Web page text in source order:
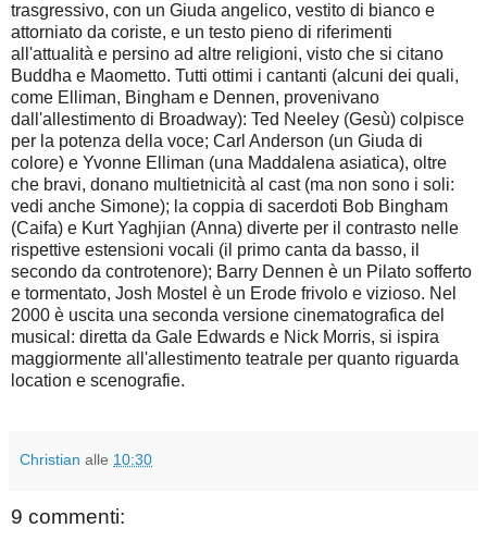
trasgressivo, con un Giuda angelico, vestito di bianco e
attorniato da coriste, e un testo pieno di riferimenti
all'attualità e persino ad altre religioni, visto che si citano
Buddha e Maometto. Tutti ottimi i cantanti (alcuni dei quali,
come Elliman, Bingham e Dennen, provenivano
dall'allestimento di Broadway): Ted Neeley (Gesù) colpisce
per la potenza della voce; Carl Anderson (un Giuda di
colore) e Yvonne Elliman (una Maddalena asiatica), oltre
che bravi, donano multietnicità al cast (ma non sono i soli:
vedi anche Simone); la coppia di sacerdoti Bob Bingham
(Caifa) e Kurt Yaghjian (Anna) diverte per il contrasto nelle
rispettive estensioni vocali (il primo canta da basso, il
secondo da controtenore); Barry Dennen è un Pilato sofferto
e tormentato, Josh Mostel è un Erode frivolo e vizioso. Nel
2000 è uscita una seconda versione cinematografica del
musical: diretta da Gale Edwards e Nick Morris, si ispira
maggiormente all'allestimento teatrale per quanto riguarda
location e scenografie.
Christian alle 10:30
9 commenti: